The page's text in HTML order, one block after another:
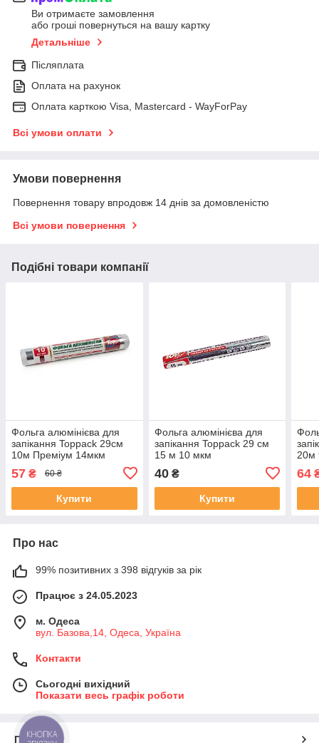
Ви отримаєте замовлення
або гроші повернуться на вашу картку
Детальніше
Післяплата
Оплата на рахунок
Оплата карткою Visa, Mastercard - WayForPay
Всі умови оплати
Умови повернення
Повернення товару впродовж 14 днів за домовленістю
Всі умови повернення
Подібні товари компанії
Фольга алюмінієва для
запікання Toppack 29см
10м Преміум 14мкм
57 ₴ 60 ₴
Купити
Фольга алюмінієва для
запікання Toppack 29 см
15 м 10 мкм
40₴
Купити
20м
64
Про нас
99% позитивних з 398 відгуків за рік
Працює з 24.05.2023
м. Одеса
вул. Базова,14, Одеса, Україна
Контакти
Сьогодні вихідний
Показати весь графік роботи
Про нас
КНОПКА